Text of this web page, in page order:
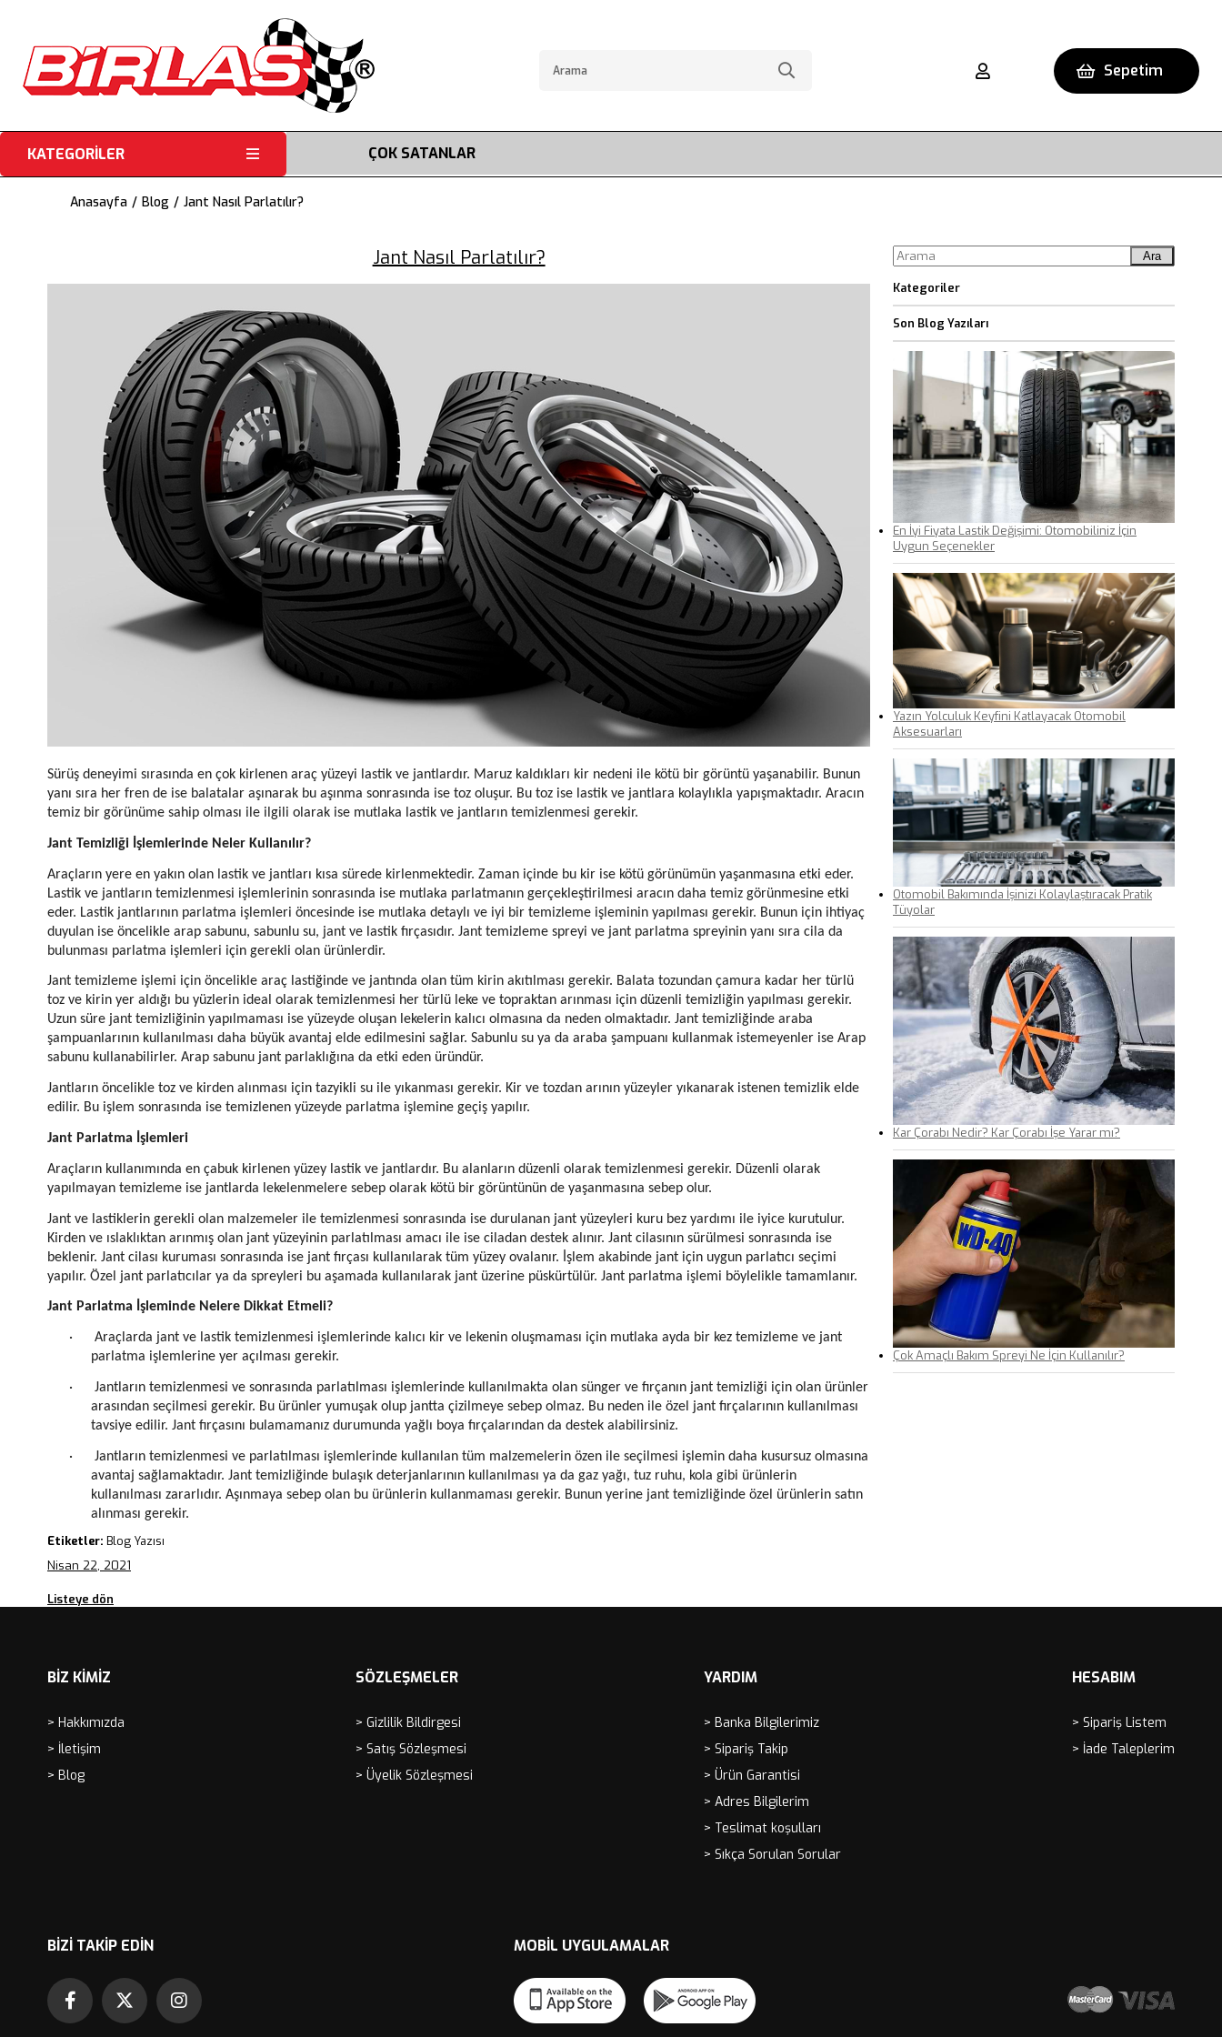
Sepetim
KATEGORİLER ÇOK SATANLAR
Anasayfa Blog Jant Nasıl Parlatılır?
Jant Nasıl Parlatılır?
Sürüş deneyimi sırasında en çok kirlenen araç yüzeyi lastik ve jantlardır. Maruz kaldıkları kir nedeni ile kötü bir görüntü yaşanabilir. Bunun
yanı sıra her fren de ise balatalar aşınarak bu aşınma sonrasında ise toz oluşur. Bu toz ise lastik ve jantlara kolaylıkla yapışmaktadır. Aracın
temiz bir görünüme sahip olması ile ilgili olarak ise mutlaka lastik ve jantların temizlenmesi gerekir.
Jant Temizliği İşlemlerinde Neler Kullanılır?
Araçların yere en yakın olan lastik ve jantları kısa sürede kirlenmektedir. Zaman içinde bu kir ise kötü görünümün yaşanmasına etki eder.
Lastik ve jantların temizlenmesi işlemlerinin sonrasında ise mutlaka parlatmanın gerçekleştirilmesi aracın daha temiz görünmesine etki
eder. Lastik jantlarının parlatma işlemleri öncesinde ise mutlaka detaylı ve iyi bir temizleme işleminin yapılması gerekir. Bunun için ihtiyaç
duyulan ise öncelikle arap sabunu, sabunlu su, jant ve lastik fırçasıdır. Jant temizleme spreyi ve jant parlatma spreyinin yanı sıra cila da
bulunması parlatma işlemleri için gerekli olan ürünlerdir.
Jant temizleme işlemi için öncelikle araç lastiğinde ve jantında olan tüm kirin akıtılması gerekir. Balata tozundan çamura kadar her türlü
toz ve kirin yer aldığı bu yüzlerin ideal olarak temizlenmesi her türlü leke ve topraktan arınması için düzenli temizliğin yapılması gerekir.
Uzun süre jant temizliğinin yapılmaması ise yüzeyde oluşan lekelerin kalıcı olmasına da neden olmaktadır. Jant temizliğinde araba
şampuanlarının kullanılması daha büyük avantaj elde edilmesini sağlar. Sabunlu su ya da araba şampuanı kullanmak istemeyenler ise Arap
sabunu kullanabilirler. Arap sabunu jant parlaklığına da etki eden üründür.
Jantların öncelikle toz ve kirden alınması için tazyikli su ile yıkanması gerekir. Kir ve tozdan arının yüzeyler yıkanarak istenen temizlik elde
edilir. Bu işlem sonrasında ise temizlenen yüzeyde parlatma işlemine geçiş yapılır.
Jant Parlatma İşlemleri
Araçların kullanımında en çabuk kirlenen yüzey lastik ve jantlardır. Bu alanların düzenli olarak temizlenmesi gerekir. Düzenli olarak
yapılmayan temizleme ise jantlarda lekelenmelere sebep olarak kötü bir görüntünün de yaşanmasına sebep olur.
Jant ve lastiklerin gerekli olan malzemeler ile temizlenmesi sonrasında ise durulanan jant yüzeyleri kuru bez yardımı ile iyice kurutulur.
Kirden ve ıslaklıktan arınmış olan jant yüzeyinin parlatılması amacı ile ise ciladan destek alınır. Jant cilasının sürülmesi sonrasında ise
beklenir. Jant cilası kuruması sonrasında ise jant fırçası kullanılarak tüm yüzey ovalanır. İşlem akabinde jant için uygun parlatıcı seçimi
yapılır. Özel jant parlatıcılar ya da spreyleri bu aşamada kullanılarak jant üzerine püskürtülür. Jant parlatma işlemi böylelikle tamamlanır.
Jant Parlatma İşleminde Nelere Dikkat Etmeli?
·
Araçlarda jant ve lastik temizlenmesi işlemlerinde kalıcı kir ve lekenin oluşmaması için mutlaka ayda bir kez temizleme ve jant
parlatma işlemlerine yer açılması gerekir.
·
Jantların temizlenmesi ve sonrasında parlatılması işlemlerinde kullanılmakta olan sünger ve fırçanın jant temizliği için olan ürünler
arasından seçilmesi gerekir. Bu ürünler yumuşak olup jantta çizilmeye sebep olmaz. Bu neden ile özel jant fırçalarının kullanılması
tavsiye edilir. Jant fırçasını bulamamanız durumunda yağlı boya fırçalarından da destek alabilirsiniz.
·
Jantların temizlenmesi ve parlatılması işlemlerinde kullanılan tüm malzemelerin özen ile seçilmesi işlemin daha kusursuz olmasına
avantaj sağlamaktadır. Jant temizliğinde bulaşık deterjanlarının kullanılması ya da gaz yağı, tuz ruhu, kola gibi ürünlerin
kullanılması zararlıdır. Aşınmaya sebep olan bu ürünlerin kullanmaması gerekir. Bunun yerine jant temizliğinde özel ürünlerin satın
alınması gerekir.
Etiketler: Blog Yazısı
Nisan 22, 2021
Listeye dön
Ara
Kategoriler
Son Blog Yazıları
En İyi Fiyata Lastik Değişimi: Otomobiliniz İçin
Uygun Seçenekler
Yazın Yolculuk Keyfini Katlayacak Otomobil
Aksesuarları
Otomobil Bakımında İşinizi Kolaylaştıracak Pratik
Tüyolar
Kar Çorabı Nedir? Kar Çorabı İşe Yarar mı?
Çok Amaçlı Bakım Spreyi Ne İçin Kullanılır?
BİZ KİMİZ
> Hakkımızda
> İletişim
> Blog
SÖZLEŞMELER
> Gizlilik Bildirgesi
> Satış Sözleşmesi
> Üyelik Sözleşmesi
YARDIM
> Banka Bilgilerimiz
> Sipariş Takip
> Ürün Garantisi
> Adres Bilgilerim
> Teslimat koşulları
> Sıkça Sorulan Sorular
HESABIM
> Sipariş Listem
> İade Taleplerim
BIZI TAKIP EDIN MOBIL UYGULAMALAR